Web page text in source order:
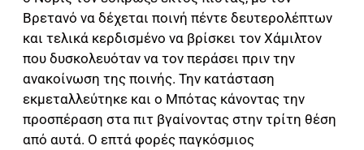
Βρετανό να δέχεται ποινή πέντε δευτερολέπτων
και τελικά κερδισμένο να βρίσκει τον Χάμιλτον
που δυσκολευόταν να τον περάσει πριν την
ανακοίνωση της ποινής. Την κατάσταση
εκμεταλλεύτηκε και ο Μπότας κάνοντας την
προσπέραση στα πιτ βγαίνοντας στην τρίτη θέση
από αυτά. Ο επτά φορές παγκόσμιος